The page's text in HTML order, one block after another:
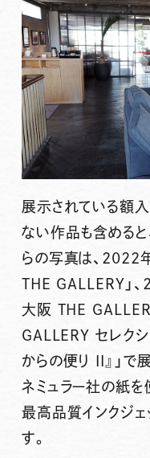
展示されている額
ない作品も含める
らの写真は、2022
THE GALLERY」
大阪 THE
GALLERY セレク
からの便り II』」で
ネミュラー社の紙を
最高品質インクジェ
す。